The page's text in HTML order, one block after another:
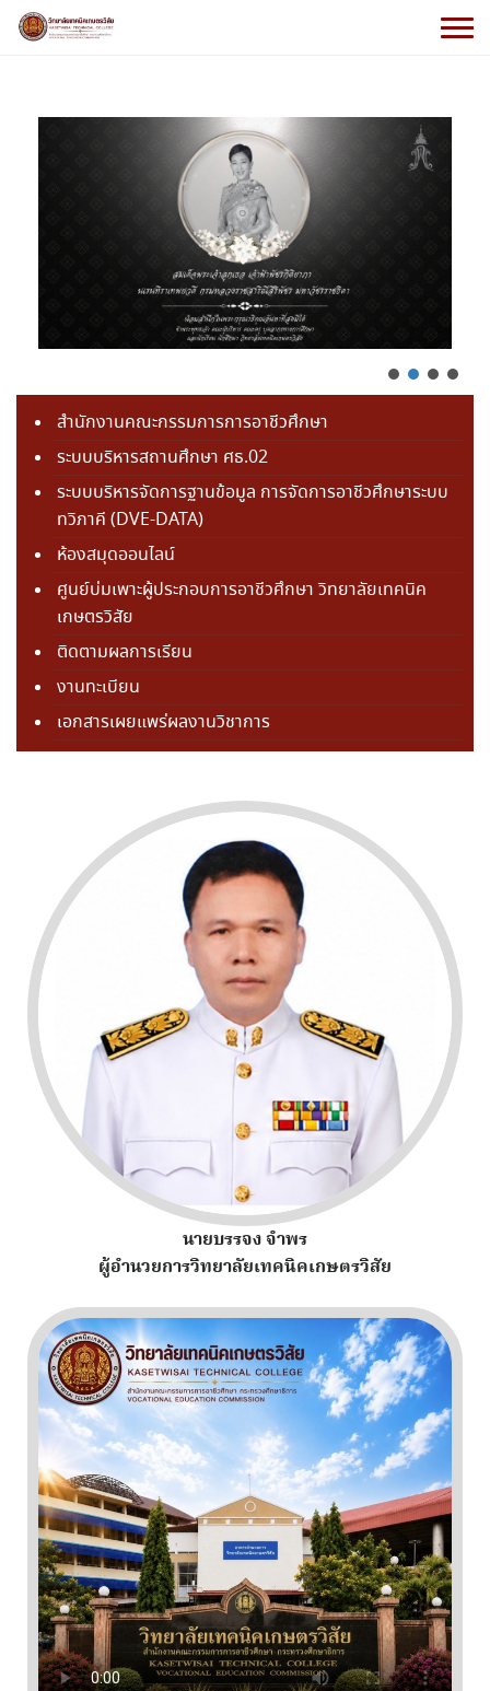
สำนักงานคณะกรรมการการอาชีวศึกษา
ระบบบริหารสถานศึกษา ศธ.02
ระบบบริหารจัดการฐานข้อมูล การจัดการอาชีวศึกษาระบบ
ทวิภาคี (DVE-DATA)
ห้องสมุดออนไลน์
ศูนย์บ่มเพาะผู้ประกอบการอาชีวศึกษา วิทยาลัยเทคนิค
เกษตรวิสัย
ติดตามผลการเรียน
งานทะเบียน
เอกสารเผยแพร่ผลงานวิชาการ
นายบรรจง จำพร
ผู้อำนวยการวิทยาลัยเทคนิคเกษตรวิสัย